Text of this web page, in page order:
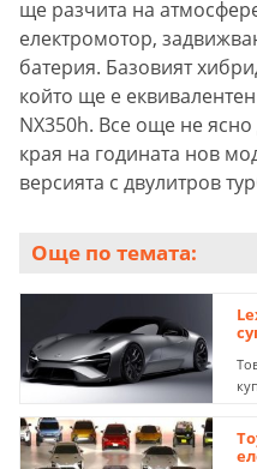
ще разчита на
електромотор,
батерия. Базовият
който ще е
NX350h. Все още не
края на годината нов
версията с двулитров
Още по темата: